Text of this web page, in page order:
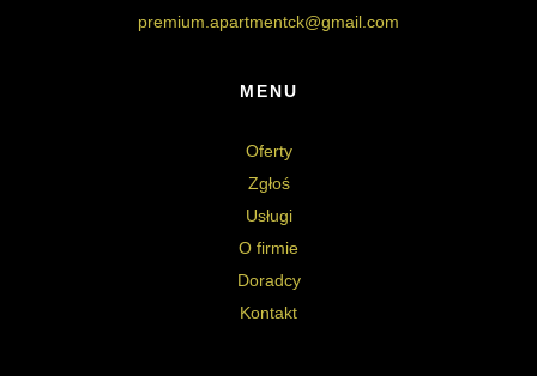
premium.apartmentck@gmail.com
MENU
Oferty
Zgłoś
Usługi
O firmie
Doradcy
Kontakt